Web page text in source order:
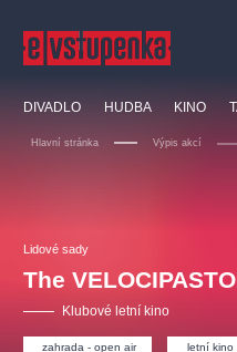
DIVADLO HUDBA KINO
Hlavní stránka Výpis akcí
Lidové sady
The
Klubové letní kino
zahrada - open air letní kino
Nejnavštěvovanější
doporučujeme